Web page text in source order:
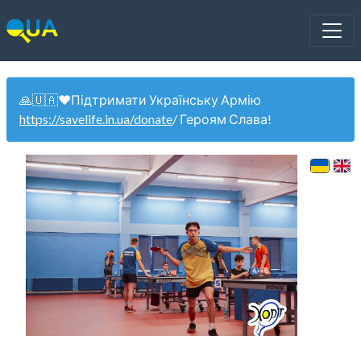
🙏🇺🇦❤️Підтримати Українську Армію
https://savelife.in.ua/donate/ Героям Слава!